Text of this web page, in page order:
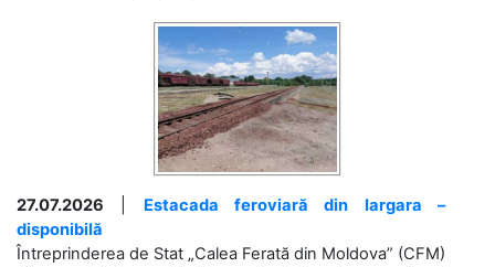
27.07.2026
Estacada feroviară din Iargara –
disponibilă
Întreprinderea de Stat „Calea Ferată din Moldova” (CFM)